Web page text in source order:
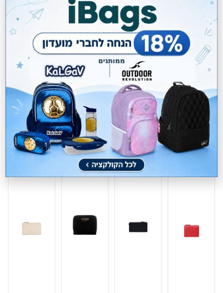
טבעוני VEGAN
משלוחים חינם בקניה מעל 299 ₪
מוצרים קשורים